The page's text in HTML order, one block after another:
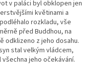
v paláci byl obklopen jen
květinami a
rozkladu, vše
před Buddhou, na
odklizeno z jeho dosahu.
stal velkým vládcem,
jeho očekávání.